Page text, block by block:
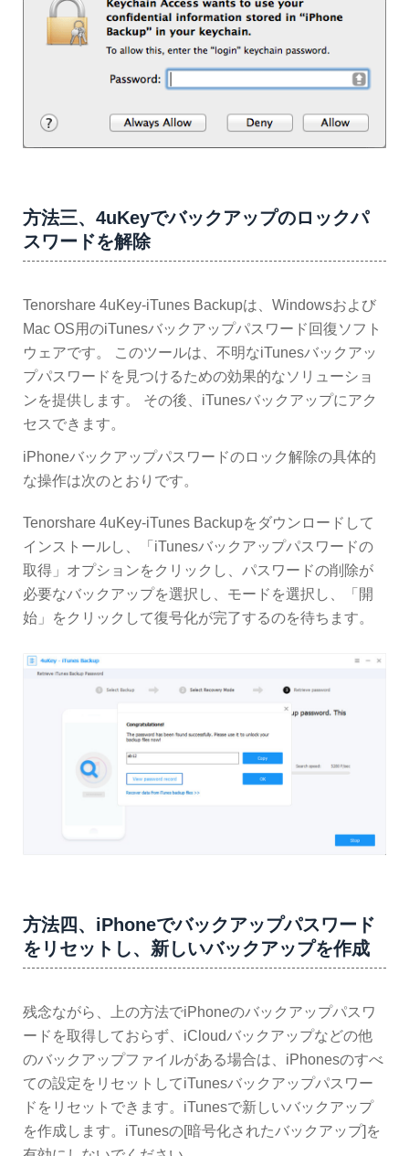
方法三、4uKeyでバックアップのロックパ
スワードを解除
Tenorshare 4uKey-iTunes Backupは、Windowsおよび
Mac OS用のiTunesバックアップパスワード回復ソフト
ウェアです。 このツールは、不明なiTunesバックアッ
プパスワードを見つけるための効果的なソリューショ
ンを提供します。 その後、iTunesバックアップにアク
セスできます。
iPhoneバックアップパスワードのロック解除の具体的
な操作は次のとおりです。
Tenorshare 4uKey-iTunes Backupをダウンロードして
インストールし、「iTunesバックアップパスワードの
取得」オプションをクリックし、パスワードの削除が
必要なバックアップを選択し、モードを選択し、「開
始」をクリックして復号化が完了するのを待ちます。
方法四、iPhoneでバックアップパスワード
をリセットし、新しいバックアップを作成
残念ながら、上の方法でiPhoneのバックアップパスワ
ードを取得しておらず、iCloudバックアップなどの他
のバックアップファイルがある場合は、iPhonesのすべ
ての設定をリセットしてiTunesバックアップパスワー
ドをリセットできます。iTunesで新しいバックアップ
を作成します。iTunesの[暗号化されたバックアップ]を